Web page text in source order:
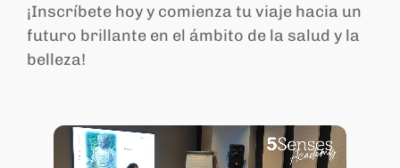
¡Inscríbete hoy y comienza tu viaje hacia un
futuro brillante en el ámbito de la salud y la
belleza!